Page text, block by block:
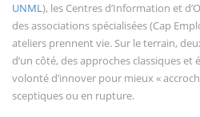
UNML), les Centres d’Information et
des associations spécialisées (Cap
ateliers prennent vie. Sur le terrain,
d’un côté, des approches classiques et
volonté d’innover pour mieux «
sceptiques ou en rupture.